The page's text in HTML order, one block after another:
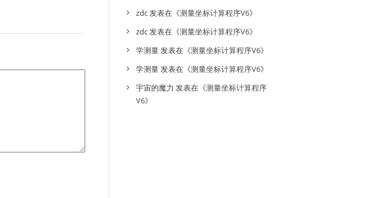
zdc发表在《测量坐标计算程序V6》
zdc发表在《测量坐标计算程序V6》
学测量发表在《测量坐标计算程序V6》
学测量发表在《测量坐标计算程序V6》
宇宙的魔力 发表在《测量坐标计算程序
V6》